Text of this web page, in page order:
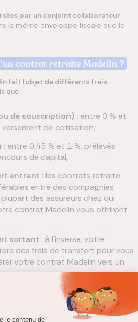
par un conjoint collaborateur
la même enveloppe fiscale que le
contrat retraite Madelin ?
fait l’objet de différents frais
que :
de souscription) : entre 0 % et
versement de cotisation,
: entre 0,45 % et 1 %, prélevés
de capital,
entrant : les contrats retraite
entre des compagnies
plupart des assureurs chez qui
contrat Madelin vous offriront
sortant : à l’inverse, votre
des frais de transfert pour vous
votre contrat Madelin vers un
: entre 0 % et 4 %, supportés à
la rente.